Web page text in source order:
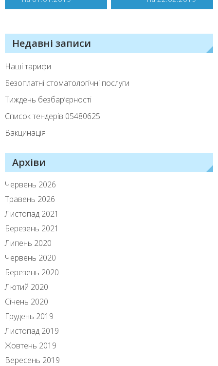
записів
Недавні записи
Наші тарифи
Безоплатні стоматологічні послуги
Тиждень безбар’єрності
Список тендерiв 05480625
Вакцинація
Архіви
Червень 2026
Травень 2026
Листопад 2021
Березень 2021
Липень 2020
Червень 2020
Березень 2020
Лютий 2020
Січень 2020
Грудень 2019
Листопад 2019
Жовтень 2019
Вересень 2019